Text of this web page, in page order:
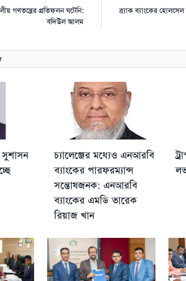
গণতন্ত্রের প্রতিফলন ঘটেনি:
বদিউল আলম
ব্র্যাক ব্যাংকের
সুশাসন
চ্যালেঞ্জের মধ্যেও এনআরবি
ব্যাংকের পারফরম্যান্স
সন্তোষজনক: এনআরবি
ব্যাংকের এমডি তারেক
রিয়াজ খান